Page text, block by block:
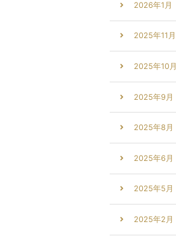
2026年1月
2025年11月
2025年10月
2025年9月
2025年8月
2025年6月
2025年5月
2025年2月